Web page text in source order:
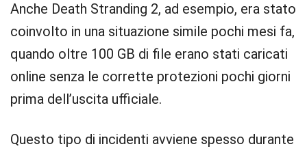
Anche Death Stranding 2, ad esempio, era stato
coinvolto in una situazione simile pochi mesi fa,
quando oltre 100 GB di file erano stati caricati
online senza le corrette protezioni pochi giorni
prima dell’uscita ufficiale.
Questo tipo di incidenti avviene spesso durante